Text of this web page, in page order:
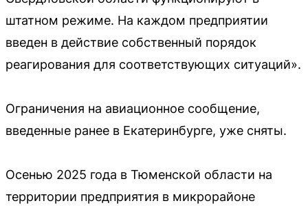
штатном режиме. На каждом предприятии
введен в действие собственный порядок
реагирования для соответствующих ситуаций».
Ограничения на авиационное сообщение,
введенные ранее в Екатеринбурге, уже сняты.
Осенью 2025 года в Тюменской области на
территории предприятия в микрорайоне